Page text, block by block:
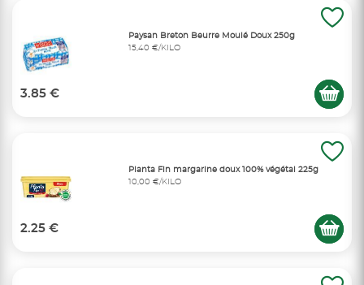
Paysan Breton Beurre Moulé Doux 250g
15,40 €/KILO
3.85 €
Planta Fin margarine doux 100% végétal 225g
10,00 €/KILO
2.25 €